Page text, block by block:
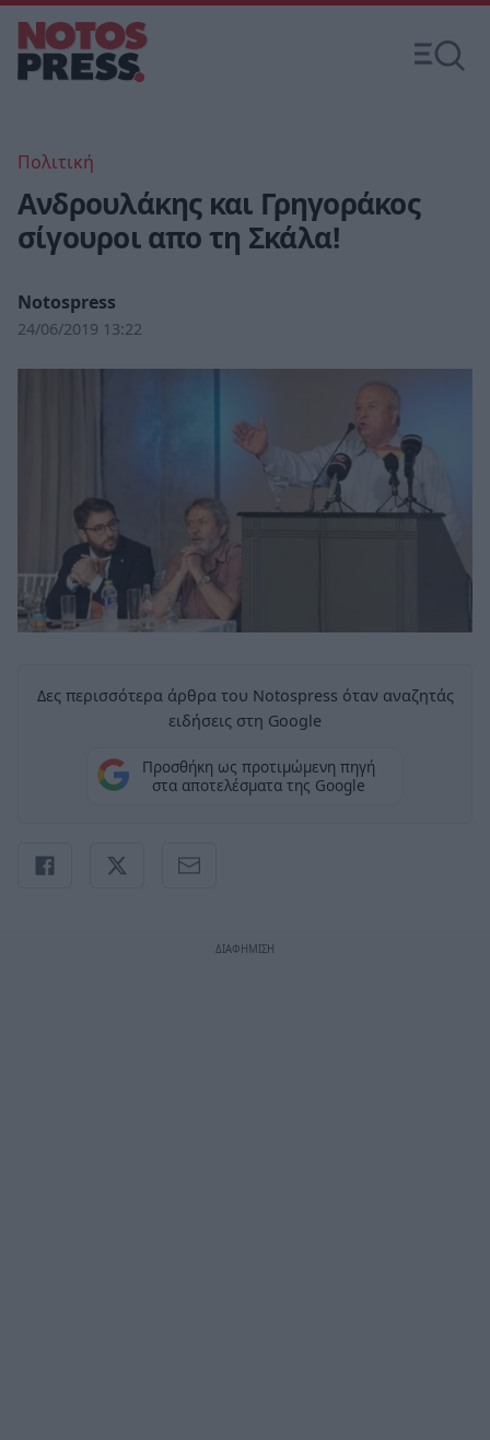
Πολιτική
Ανδρουλάκης και Γρηγοράκος
σίγουροι απο τη Σκάλα!
Notospress
24/06/2019 13:22
Δες περισσότερα άρθρα του Notospress όταν αναζητάς
ειδήσεις στη Google
Προσθήκη ως προτιμώμενη πηγή
στα αποτελέσματα της Google